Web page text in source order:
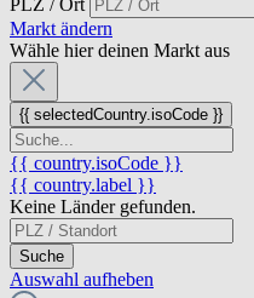
PLZ / Ort
Markt ändern
Wähle hier deinen Markt aus
{{ selectedCountry.isoCode }}
{{ country.isoCode }}
{{ country.label }}
Keine Länder gefunden.
Suche
Auswahl aufheben